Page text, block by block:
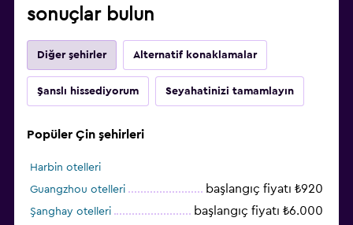
sonuçlar bulun
Diğer şehirler Alternatif konaklamalar
Şanslı hissediyorum Seyahatinizi tamamlayın
Popüler Çin şehirleri
Harbin otelleri
Guangzhou otelleri
başlangıç fiyatı ₺920
Şanghay otelleri başlangıç fiyatı ₺6.000